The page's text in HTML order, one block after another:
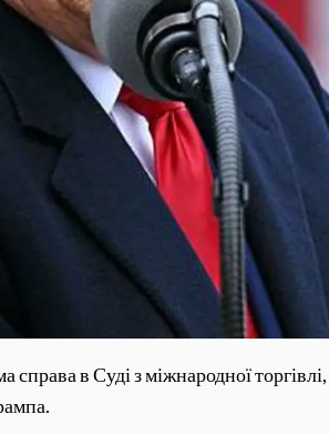
справа в Суді з міжнародної